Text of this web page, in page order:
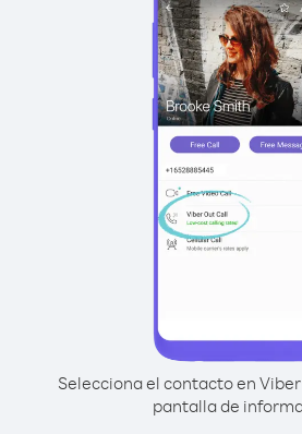
Selecciona el contacto en
pantalla de